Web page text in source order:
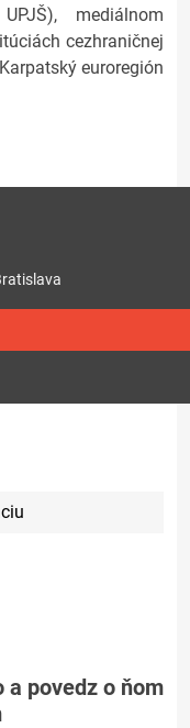
mediálnom
cezhraničnej
euroregión
povedz o ňom